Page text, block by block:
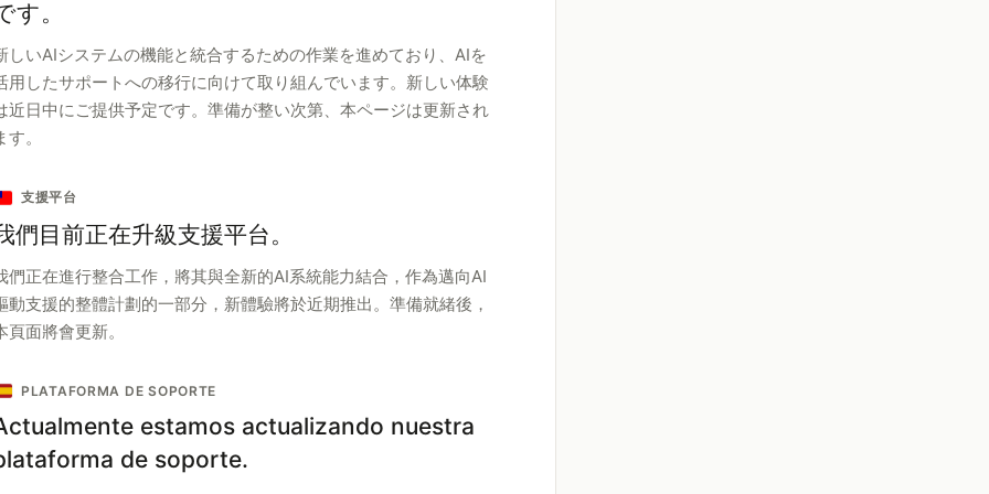
す。
しいAIシステムの機能と統合するための作業を進めており、AIを
用したサポートへの移行に向けて取り組んでいます。新しい体験
近日中にご提供予定です。準備が整い次第、本ページは更新され
す。
支援平台
們目前正在升級支援平台。
們正在進行整合工作，將其與全新的AI系統能力結合，作為邁向AI
動支援的整體計劃的一部分，新體驗將於近期推出。準備就緒後，
頁面將會更新。
PLATAFORMA DE SOPORTE
estamos actualizando nuestra
de soporte.